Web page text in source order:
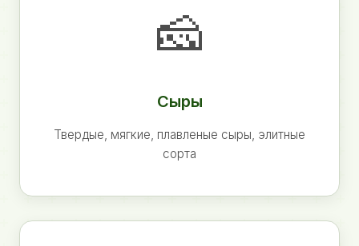
🧀
Сыры
Твердые, мягкие, плавленые сыры, элитные
сорта